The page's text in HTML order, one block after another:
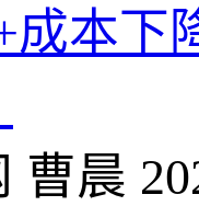
成本下
曹晨